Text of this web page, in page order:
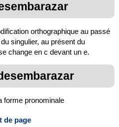
orthographique au passé
singulier, au présent du
change en c devant un e.
forme pronominale
de page